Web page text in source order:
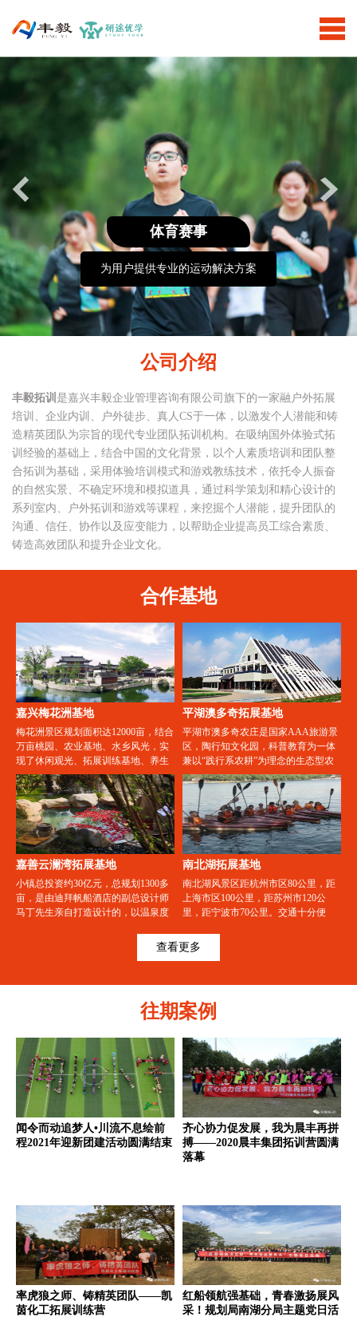
体育赛事
为用户提供专业的运动解决方案
公司介绍
丰毅拓训 是嘉兴丰毅企业管理咨询有限公司旗下的一家融户外拓展
培训、企业内训、户外徒步、真人CS于一体，以激发个人潜能和铸
造精英团队为宗旨的现代专业团队拓训机构。在吸纳国外体验式拓
训经验的基础上，结合中国的文化背景，以个人素质培训和团队整
合拓训为基础，采用体验培训模式和游戏教练技术，依托令人振奋
的自然实景、不确定环境和模拟道具，通过科学策划和精心设计的
系列室内、户外拓训和游戏等课程，来挖掘个人潜能，提升团队的
沟通、信任、协作以及应变能力，以帮助企业提高员工综合素质、
铸造高效团队和提升企业文化。
合作基地
嘉兴梅花洲基地
梅花洲景区规划面积达12000亩，结合
万亩桃园、农业基地、水乡风光，实
现了休闲观光、拓展训练基地、养生
度假、祈福禅修、商务会谈等多重功
能。原有的金刚桧、菩提树、一鉴
泉、四佛石、梅花洲、青莲池、香花
桥、白云丘“梅花洲八景”将原貌重
现，马家浜文化、崧泽文化、良渚文
化遗址也将在此集中展示。
平湖澳多奇拓展基地
平湖市澳多奇农庄是国家AAA旅游景
区，陶行知文化园，科普教育为一体
兼以“践行系农耕”为理念的生态型农
庄。地处浙江省平湖市西郊，跨海大
桥北岸出口处，东临上海，靠近杭州
湾，地理位置优越，交通便捷。
嘉善云澜湾拓展基地
小镇总投资约30亿元，总规划1300多
亩，是由迪拜帆船酒店的副总设计师
马丁先生亲自打造设计的，以温泉度
购、娱”无一不有，集度假旅游、养生
休闲、会议会展等复合功能为一体的
南北湖拓展基地
南北湖风景区距杭州市区80公里，距
上海市区100公里，距苏州市120公
里，距宁波市70公里。交通十分便
的“小西湖” 。场地环境优美，可开展
各种体验式培训项目，如场地项目、
露营、野炊烧烤、军事培训等。南北
湖集拓展培训、生态景观、旅游休
闲、会议休闲于一体的综合性基地。
查看更多
往期案例
闻令而动追梦人•川流不息绘前
程2021年迎新团建活动圆满结束
齐心协力促发展，我为晨丰再拼
搏——2020晨丰集团拓训营圆满
落幕
率虎狼之师、铸精英团队——凯
茵化工拓展训练营
红船领航强基础，青春激扬展风
采！规划局南湖分局主题党日活